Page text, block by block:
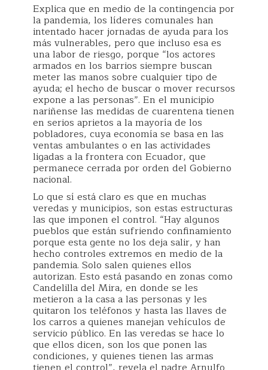
Explica que en medio de la contingencia por
la pandemia, los líderes comunales han
intentado hacer jornadas de ayuda para los
más vulnerables, pero que incluso esa es
una labor de riesgo, porque “los actores
armados en los barrios siempre buscan
meter las manos sobre cualquier tipo de
ayuda; el hecho de buscar o mover recursos
expone a las personas”. En el municipio
nariñense las medidas de cuarentena tienen
en serios aprietos a la mayoría de los
pobladores, cuya economía se basa en las
ventas ambulantes o en las actividades
ligadas a la frontera con Ecuador, que
permanece cerrada por orden del Gobierno
nacional.
Lo que sí está claro es que en muchas
veredas y municipios, son estas estructuras
las que imponen el control. “Hay algunos
pueblos que están sufriendo confinamiento
porque esta gente no los deja salir, y han
hecho controles extremos en medio de la
pandemia. Solo salen quienes ellos
autorizan. Esto está pasando en zonas como
Candelilla del Mira, en donde se les
metieron a la casa a las personas y les
quitaron los teléfonos y hasta las llaves de
los carros a quienes manejan vehículos de
servicio público. En las veredas se hace lo
que ellos dicen, son los que ponen las
condiciones, y quienes tienen las armas